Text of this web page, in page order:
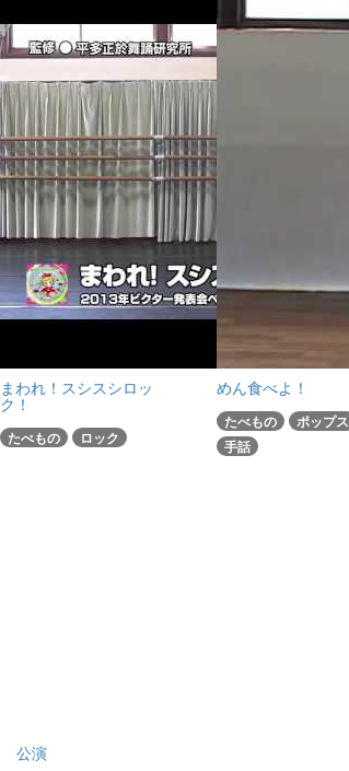
まわれ！スシスシロッ
ク！
たべもの ロック
めん食べよ！
たべもの
ポップス
手話
公演